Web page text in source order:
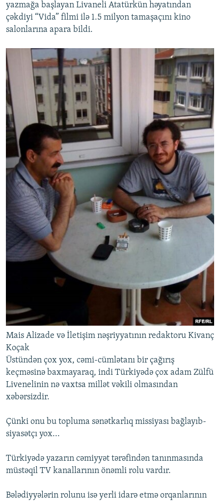
yazmağa başlayan Livaneli Atatürkün həyatından
çəkdiyi “Vida” filmi ilə 1.5 milyon tamaşaçını kino
salonlarına apara bildi.
Mais Alizade və İletişim nəşriyyatının redaktoru Kivanç
Koçak
Üstündən çox yox, cəmi-cümlətanı bir çağırış
keçməsinə baxmayaraq, indi Türkiyədə çox adam Zülfü
Livenelinin nə vaxtsa millət vəkili olmasından
xəbərsizdir.
Çünki onu bu topluma sənətkarlıq missiyası bağlayıb-
siyasətçı yox...
Türkiyədə yazarın cəmiyyət tərəfindən tanınmasında
müstəqil TV kanallarının önəmli rolu vardır.
Bələdiyyələrin rolunu isə yerli idarə etmə orqanlarının